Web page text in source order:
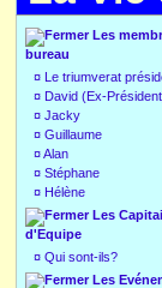
Les
bureau
¤ Le triumverat
¤ David (Ex-
¤ Jacky
¤ Guillaume
¤Alan
¤ Stéphane
¤ Hélène
Les
d'Equipe
¤ Qui sont-ils?
Les